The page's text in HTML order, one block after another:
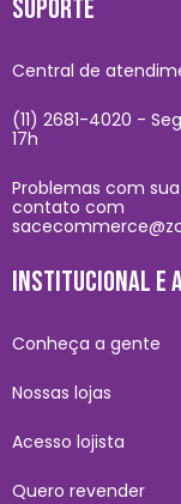
SUPORTE
Central de
(11) 2681-4020 -
17h
Problemas com
contato com
INSTITUCIONAL E
Conheça a gente
Nossas lojas
Acesso lojista
Quero revender